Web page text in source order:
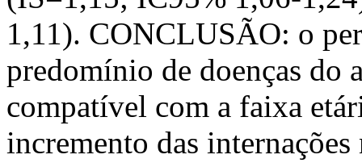
1,11). CONCLUSÃO: o
predomínio de doenças
compatível com a faixa
incremento das